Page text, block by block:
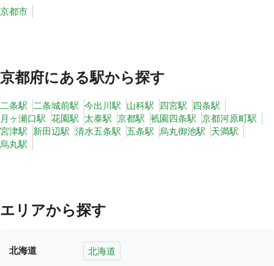
京都市
京都府にある駅から探す
二条駅 二条城前駅 今出川駅 山科駅 四宮駅 四条駅
月ヶ瀬口駅 花園駅 太泰駅 京都駅 衹園四条駅 京都河原町駅
宮津駅 新田辺駅 清水五条駅 五条駅 烏丸御池駅 天満駅
烏丸駅
エリアから探す
北海道 北海道